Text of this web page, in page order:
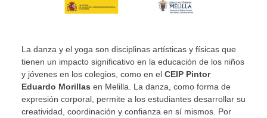
La danza y el yoga son disciplinas artísticas y físicas que
tienen un impacto significativo en la educación de los niños
y jóvenes en los colegios, como en el CEIP Pintor
Eduardo Morillas en Melilla . La danza, como forma de
expresión corporal, permite a los estudiantes desarrollar su
creatividad, coordinación y confianza en sí mismos. Por